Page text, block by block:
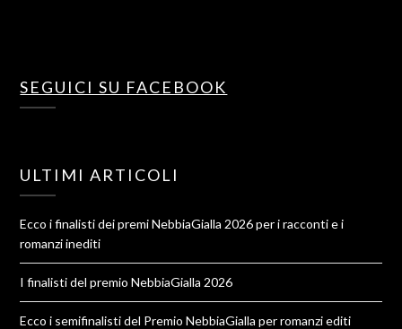
SEGUICI SU FACEBOOK
ULTIMI ARTICOLI
Ecco i finalisti dei premi NebbiaGialla 2026 per i racconti e i
romanzi inediti
I finalisti del premio NebbiaGialla 2026
Ecco i semifinalisti del Premio NebbiaGialla per romanzi editi